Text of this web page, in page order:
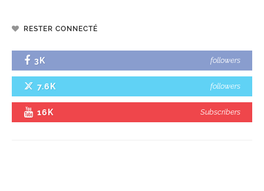
RESTER CONNECTÉ
3K followers
7.6K followers
16K Subscribers